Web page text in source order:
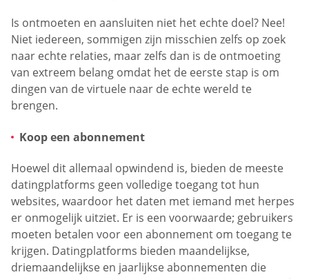
Is ontmoeten en aansluiten niet het echte doel? Nee!
Niet iedereen, sommigen zijn misschien zelfs op zoek
naar echte relaties, maar zelfs dan is de ontmoeting
van extreem belang omdat het de eerste stap is om
dingen van de virtuele naar de echte wereld te
brengen.
Koop een abonnement
Hoewel dit allemaal opwindend is, bieden de meeste
datingplatforms geen volledige toegang tot hun
websites, waardoor het daten met iemand met herpes
er onmogelijk uitziet. Er is een voorwaarde; gebruikers
moeten betalen voor een abonnement om toegang te
krijgen. Datingplatforms bieden maandelijkse,
driemaandelijkse en jaarlijkse abonnementen die